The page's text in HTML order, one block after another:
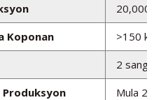
20,000
Koponan
>150
2
Produksyon
Mula